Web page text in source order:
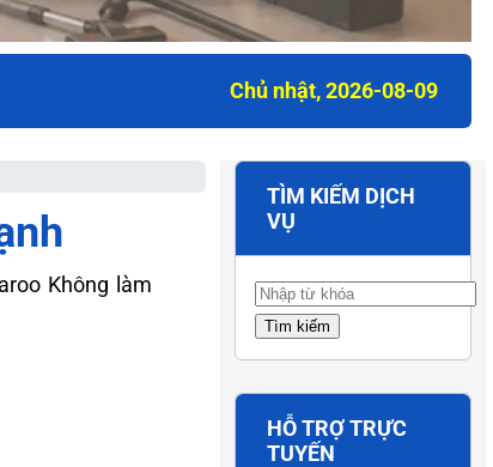
Chủ nhật, 2026-08-09
Không làm
TÌM KIẾM DỊCH
VỤ
HỖ TRỢ TRỰC
TUYẾN